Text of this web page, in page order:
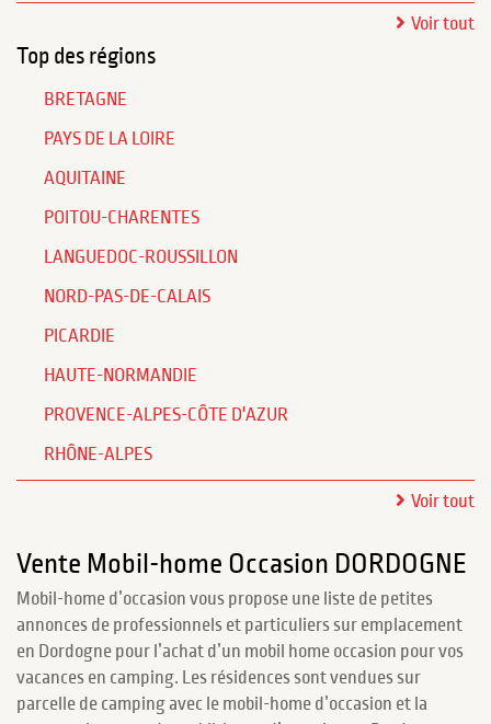
Voir tout
Top des régions
BRETAGNE
PAYS DE LA LOIRE
AQUITAINE
POITOU-CHARENTES
LANGUEDOC-ROUSSILLON
NORD-PAS-DE-CALAIS
PICARDIE
HAUTE-NORMANDIE
PROVENCE-ALPES-CÔTE D'AZUR
RHÔNE-ALPES
Voir tout
Vente Mobil-home Occasion DORDOGNE
Mobil-home d’occasion vous propose une liste de petites
annonces de professionnels et particuliers sur emplacement
en Dordogne pour l’achat d’un mobil home occasion pour vos
vacances en camping. Les résidences sont vendues sur
parcelle de camping avec le mobil-home d’occasion et la